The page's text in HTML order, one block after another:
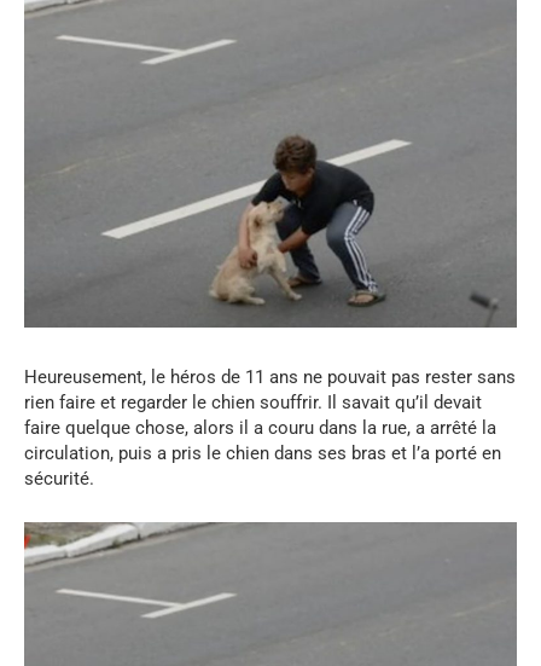
Heureusement, le héros de 11 ans ne pouvait pas rester sans
rien faire et regarder le chien souffrir. Il savait qu’il devait
faire quelque chose, alors il a couru dans la rue, a arrêté la
circulation, puis a pris le chien dans ses bras et l’a porté en
sécurité.